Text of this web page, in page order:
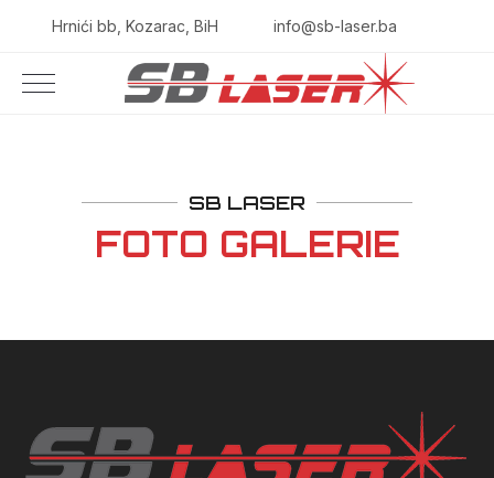
Hrnići bb, Kozarac, BiH info@sb-laser.ba
SB LASER
FOTO GALERIE